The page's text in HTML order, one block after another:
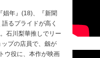
娼年』(18)、『新聞
るプライドが高く
石川梨華推しでリー
プの店員で、劔が
ウ役に、本作が映画